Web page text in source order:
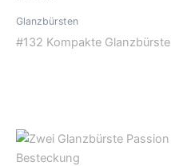
Glanzbürsten
#132 Kompakte Glanzbürste